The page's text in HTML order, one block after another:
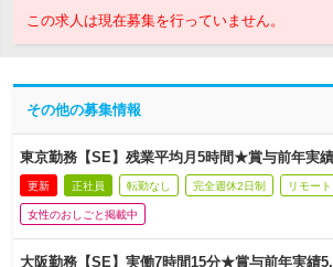
この求人は現在募集を行っていません。
その他の募集情報
東京勤務【SE】残業平均月5時間★賞与前年実
更新 正社員 転勤なし 完全週休2日制 リモー
女性のおしごと掲載中
大阪勤務【SE】実働7時間15分★賞与前年実績